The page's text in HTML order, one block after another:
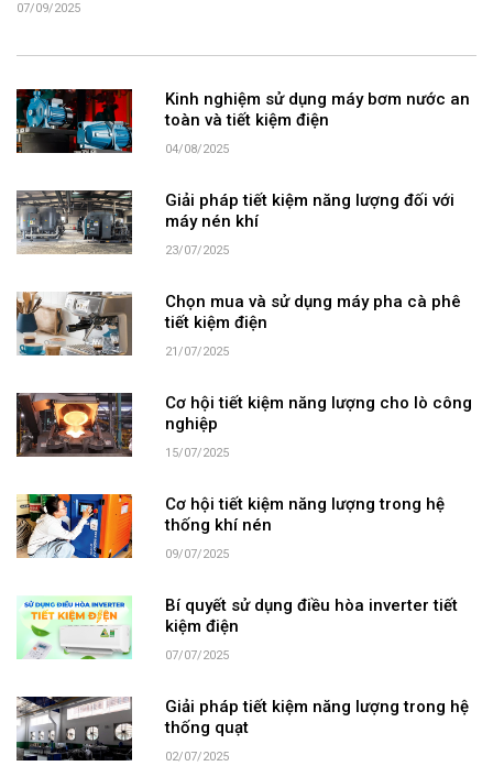
07/09/2025
Kinh nghiệm sử dụng máy bơm nước an
toàn và tiết kiệm điện
04/08/2025
Giải pháp tiết kiệm năng lượng đối với
máy nén khí
23/07/2025
Chọn mua và sử dụng máy pha cà phê
tiết kiệm điện
21/07/2025
Cơ hội tiết kiệm năng lượng cho lò công
nghiệp
15/07/2025
Cơ hội tiết kiệm năng lượng trong hệ
thống khí nén
09/07/2025
Bí quyết sử dụng điều hòa inverter tiết
kiệm điện
07/07/2025
Giải pháp tiết kiệm năng lượng trong hệ
thống quạt
02/07/2025